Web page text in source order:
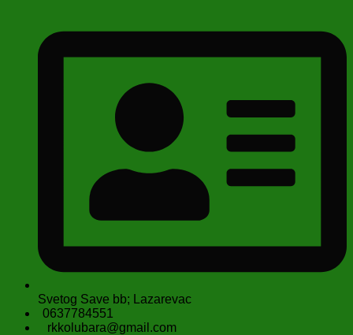
Svetog Save bb; Lazarevac
0637784551
rkkolubara@gmail.com